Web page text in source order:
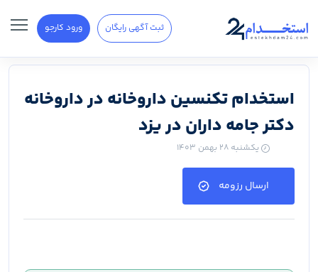
ثبت آگهی رایگان ورود کارجو
استخدام تکنسین داروخانه در داروخانه
دکتر جامه داران در یزد
یکشنبه ۲۸ بهمن ۱۴۰۳
ارسال رزومه